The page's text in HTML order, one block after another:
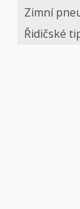
Zimní
Řidičské